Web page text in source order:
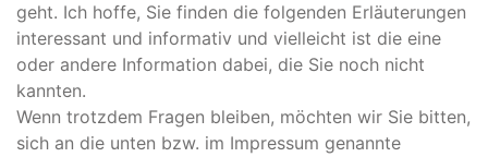
geht. Ich hoffe, Sie finden die folgenden Erläuterungen
interessant und informativ und vielleicht ist die eine
oder andere Information dabei, die Sie noch nicht
kannten.
Wenn trotzdem Fragen bleiben, möchten wir Sie bitten,
sich an die unten bzw. im Impressum genannte